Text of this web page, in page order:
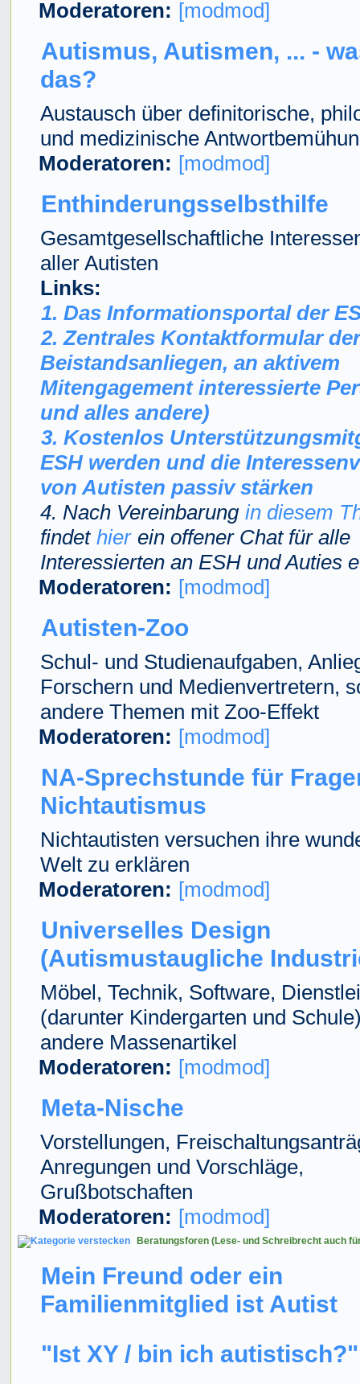
Moderatoren: [modmod]
Autismus, Autismen, ... -
das?
Austausch über definitorische,
und medizinische
Moderatoren: [modmod]
Enthinderungsselbsthilfe
Gesamtgesellschaftliche
aller Autisten
Links:
1. Das Informationsportal der
2. Zentrales Kontaktformular
Beistandsanliegen, an aktivem
Mitengagement interessierte
und alles andere)
3. Kostenlos
ESH werden und die
von Autisten passiv stärken
4. Nach Vereinbarung in diesem
findet hierein offener Chat für alle
Interessierten an ESH und Auties
Moderatoren: [modmod]
Autisten-Zoo
Schul- und Studienaufgaben,
Forschern und Medienvertretern,
andere Themen mit Zoo-Effekt
Moderatoren: [modmod]
NA-Sprechstunde für
Nichtautismus
Nichtautisten versuchen ihre
Welt zu erklären
Moderatoren: [modmod]
Universelles Design
(Autismustaugliche
Möbel, Technik, Software,
(darunter Kindergarten und
andere Massenartikel
Moderatoren: [modmod]
Meta-Nische
Vorstellungen,
Anregungen und Vorschläge,
Grußbotschaften
Moderatoren: [modmod]
Beratungsforen (Lese- und Schreibrecht auch
Mein Freund oder ein
Familienmitglied ist Autist
"Ist XY / bin ich autistisch?"